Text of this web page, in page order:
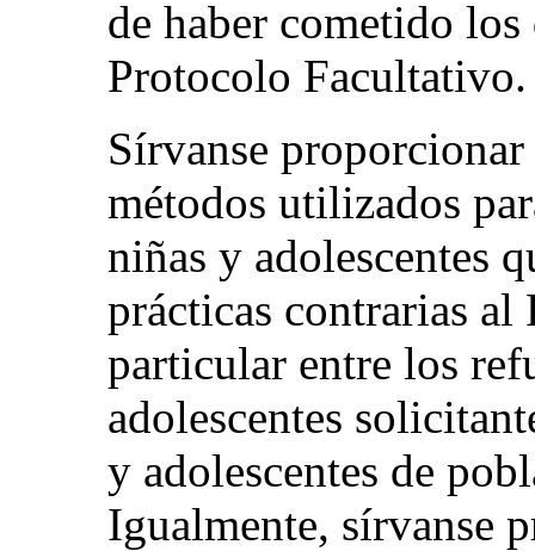
de haber cometido
Protocolo Facultativo.
Sírvanse
métodos utilizados
niñas y adolescentes
prácticas contrarias
particular entre los
adolescentes
y adolescentes de
Igualmente, sírvanse